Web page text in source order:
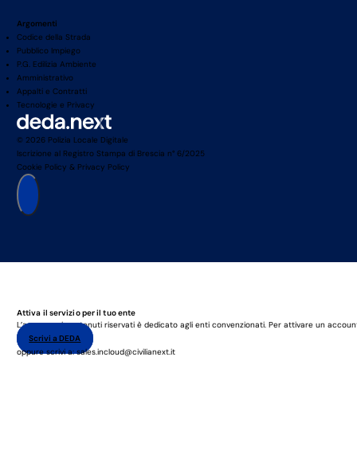
Argomenti
Codice della Strada
Pubblico Impiego
P.G. Edilizia Ambiente
Amministrativo
Appalti e Contratti
Tecnologie e Privacy
© 2026 Polizia Locale Digitale
Iscrizione al Registro Stampa di Brescia n° 6/2025
Cookie Policy & Privacy Policy
Attiva il servizio per il tuo ente
L’accesso ai contenuti riservati è dedicato agli enti convenzionati. Per attivare un
Scrivi a DEDA
oppure scrivi a: sales.incloud@civilianext.it